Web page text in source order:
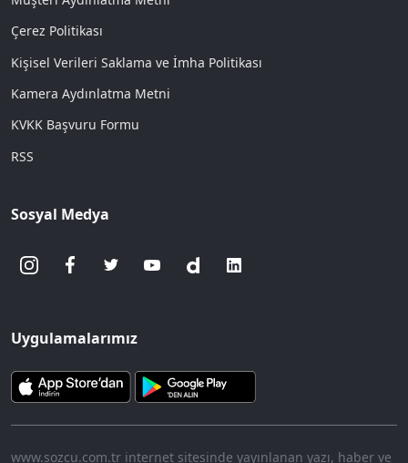
Çerez Politikası
Kişisel Verileri Saklama ve İmha Politikası
Kamera Aydınlatma Metni
KVKK Başvuru Formu
RSS
Sosyal Medya
Uygulamalarımız
www.sozcu.com.tr internet sitesinde yayınlanan yazı, haber ve